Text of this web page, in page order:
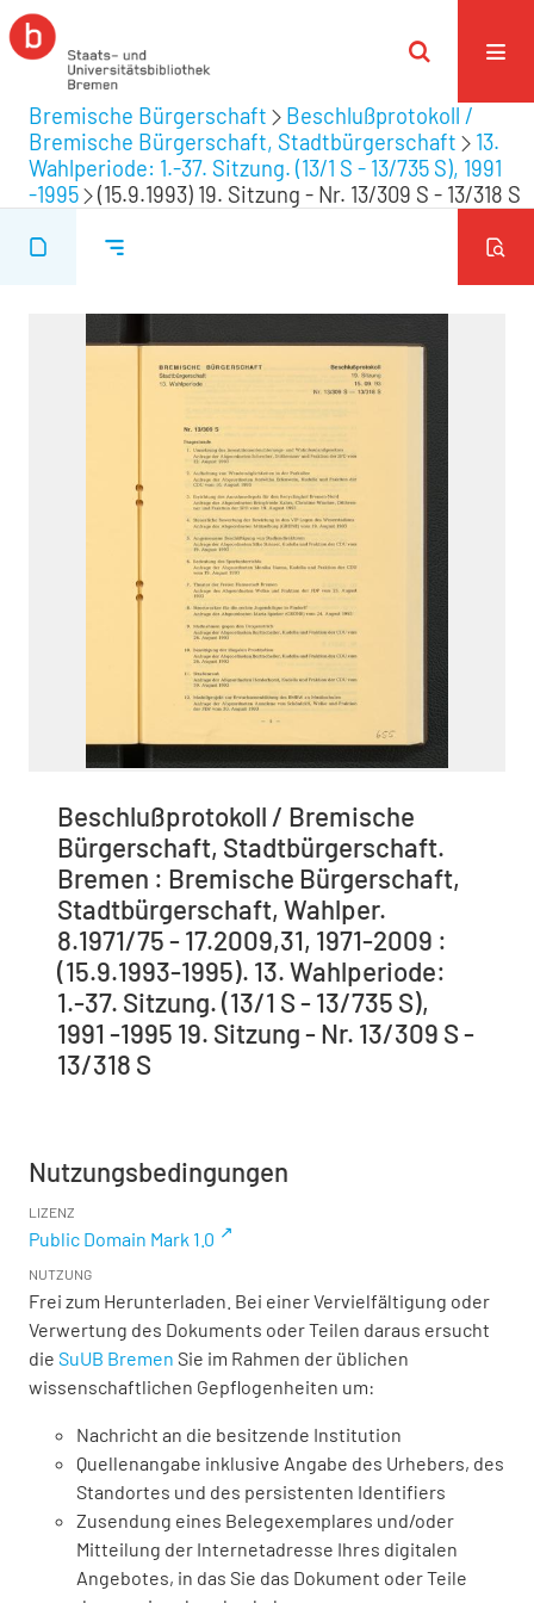
Bremische Bürgerschaft
Beschlußprotokoll /
Bremische Bürgerschaft, Stadtbürgerschaft
13.
Wahlperiode: 1.-37. Sitzung. (13/1 S - 13/735 S), 1991
-1995
(15.9.1993) 19. Sitzung - Nr. 13/309 S - 13/318 S
Beschlußprotokoll / Bremische
Bürgerschaft, Stadtbürgerschaft.
Bremen : Bremische Bürgerschaft,
Stadtbürgerschaft, Wahlper.
8.1971/75 - 17.2009,31, 1971-2009 :
(15.9.1993-1995). 13. Wahlperiode:
1.-37. Sitzung. (13/1 S - 13/735 S),
1991 -1995 19. Sitzung - Nr. 13/309 S -
13/318 S
Nutzungsbedingungen
LIZENZ
Public Domain Mark 1.0
NUTZUNG
Frei zum Herunterladen. Bei einer Vervielfältigung oder
Verwertung des Dokuments oder Teilen daraus ersucht
die SuUB Bremen Sie im Rahmen der üblichen
wissenschaftlichen Gepflogenheiten um:
Nachricht an die besitzende Institution
Quellenangabe inklusive Angabe des Urhebers, des
Standortes und des persistenten Identifiers
Zusendung eines Belegexemplares und/oder
Mitteilung der Internetadresse Ihres digitalen
Angebotes, in das Sie das Dokument oder Teile